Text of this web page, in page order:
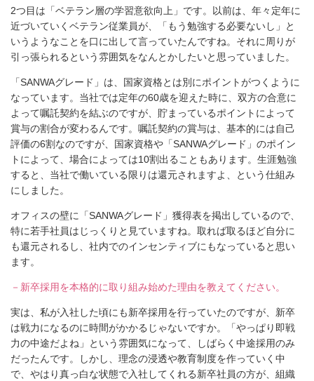
2つ目は「ベテラン層の学習意欲向上」です。以前は、年々定年に
近づいていくベテラン従業員が、「もう勉強する必要ないし」と
いうようなことを口に出して言っていたんですね。それに周りが
引っ張られるという雰囲気をなんとかしたいと思っていました。
「SANWAグレード」は、国家資格とは別にポイントがつくように
なっています。当社では定年の60歳を迎えた時に、双方の合意に
よって嘱託契約を結ぶのですが、貯まっているポイントによって
賞与の割合が変わるんです。嘱託契約の賞与は、基本的には自己
評価の6割なのですが、国家資格や「SANWAグレード」のポイン
トによって、場合によっては10割出ることもあります。生涯勉強
すると、当社で働いている限りは還元されますよ、という仕組み
にしました。
オフィスの壁に「SANWAグレード」獲得表を掲出しているので、
特に若手社員はじっくりと見ていますね。取れば取るほど自分に
も還元されるし、社内でのインセンティブにもなっていると思い
ます。
－新卒採用を本格的に取り組み始めた理由を教えてください。
実は、私が入社した頃にも新卒採用を行っていたのですが、新卒
は戦力になるのに時間がかかるじゃないですか。「やっぱり即戦
力の中途だよね」という雰囲気になって、しばらく中途採用のみ
だったんです。しかし、理念の浸透や教育制度を作っていく中
で、やはり真っ白な状態で入社してくれる新卒社員の方が、組織